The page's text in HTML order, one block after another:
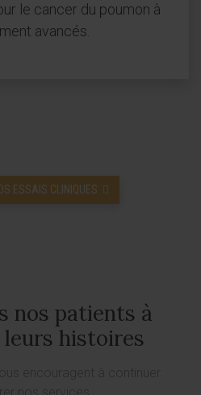
le cancer du poumon à
avancés.
ESSAIS CLINIQUES
nos patients à
histoires